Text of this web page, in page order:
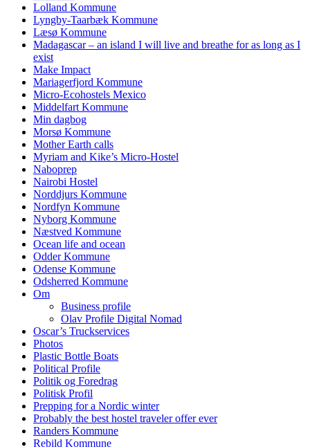
Lolland Kommune
Lyngby-Taarbæk Kommune
Læsø Kommune
Madagascar – an island I will live and breathe for as long as I
exist
Make Impact
Mariagerfjord Kommune
Micro-Ecohostels Mexico
Middelfart Kommune
Min dagbog
Morsø Kommune
Mother Earth calls
Myriam and Kike’s Micro-Hostel
Naboprep
Nairobi Hostel
Norddjurs Kommune
Nordfyn Kommune
Nyborg Kommune
Næstved Kommune
Ocean life and ocean
Odder Kommune
Odense Kommune
Odsherred Kommune
Om
Business profile
Olav Profile Digital Nomad
Oscar’s Truckservices
Photos
Plastic Bottle Boats
Political Profile
Politik og Foredrag
Politisk Profil
Prepping for a Nordic winter
Probably the best hostel traveler offer ever
Randers Kommune
Rebild Kommune